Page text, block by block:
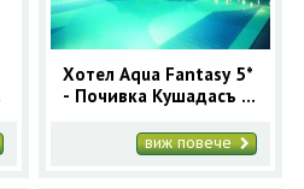
Хотел Aqua Fantasy 5*
- Почивка Кушадасъ с
Лято 2026виж повече